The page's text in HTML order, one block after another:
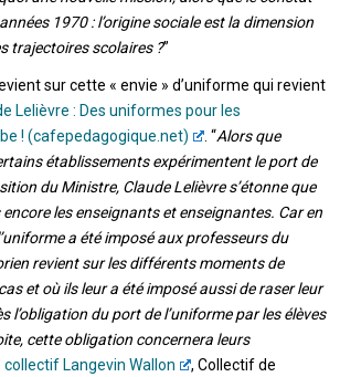
1970 : l’origine sociale est la dimension
trajectoires scolaires ?”
sur cette « envie » d’uniforme qui revient
Lelièvre : Des uniformes pour les
! (cafepedagogique.net)
. “Alors que
établissements expérimentent le port de
du Ministre, Claude Lelièvre s’étonne que
les enseignants et enseignantes. Car en
a été imposé aux professeurs du
revient sur les différents moments de
et où ils leur a été imposé aussi de raser leur
l’obligation du port de l’uniforme par les élèves
cette obligation concernera leurs
collectif Langevin Wallon
, Collectif de